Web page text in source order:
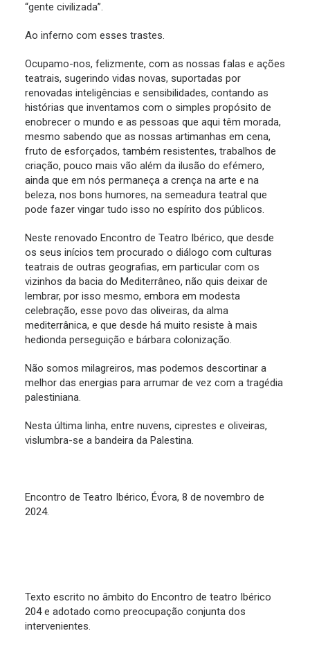
“gente civilizada”.
Ao inferno com esses trastes.
Ocupamo-nos, felizmente, com as nossas falas e ações
teatrais, sugerindo vidas novas, suportadas por
renovadas inteligências e sensibilidades, contando as
histórias que inventamos com o simples propósito de
enobrecer o mundo e as pessoas que aqui têm morada,
mesmo sabendo que as nossas artimanhas em cena,
fruto de esforçados, também resistentes, trabalhos de
criação, pouco mais vão além da ilusão do efémero,
ainda que em nós permaneça a crença na arte e na
beleza, nos bons humores, na semeadura teatral que
pode fazer vingar tudo isso no espírito dos públicos.
Neste renovado Encontro de Teatro Ibérico, que desde
os seus inícios tem procurado o diálogo com culturas
teatrais de outras geografias, em particular com os
vizinhos da bacia do Mediterrâneo, não quis deixar de
lembrar, por isso mesmo, embora em modesta
celebração, esse povo das oliveiras, da alma
mediterrânica, e que desde há muito resiste à mais
hedionda perseguição e bárbara colonização.
Não somos milagreiros, mas podemos descortinar a
melhor das energias para arrumar de vez com a tragédia
palestiniana.
Nesta última linha, entre nuvens, ciprestes e oliveiras,
vislumbra-se a bandeira da Palestina.
Encontro de Teatro Ibérico, Évora, 8 de novembro de
2024.
Texto escrito no âmbito do Encontro de teatro Ibérico
204 e adotado como preocupação conjunta dos
intervenientes.